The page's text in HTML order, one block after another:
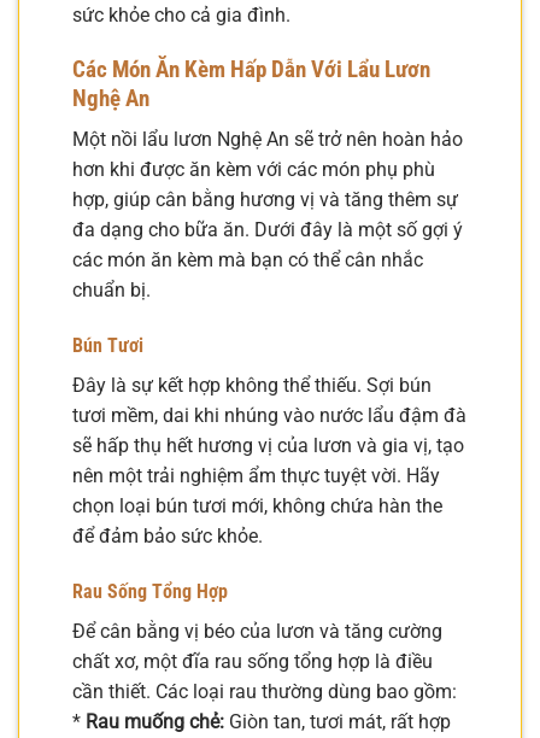
sức khỏe cho cả gia đình.
Các Món Ăn Kèm Hấp Dẫn Với Lẩu Lươn
Nghệ An
Một nồi lẩu lươn Nghệ An sẽ trở nên hoàn hảo
hơn khi được ăn kèm với các món phụ phù
hợp, giúp cân bằng hương vị và tăng thêm sự
đa dạng cho bữa ăn. Dưới đây là một số gợi ý
các món ăn kèm mà bạn có thể cân nhắc
chuẩn bị.
Bún Tươi
Đây là sự kết hợp không thể thiếu. Sợi bún
tươi mềm, dai khi nhúng vào nước lẩu đậm đà
sẽ hấp thụ hết hương vị của lươn và gia vị, tạo
nên một trải nghiệm ẩm thực tuyệt vời. Hãy
chọn loại bún tươi mới, không chứa hàn the
để đảm bảo sức khỏe.
Rau Sống Tổng Hợp
Để cân bằng vị béo của lươn và tăng cường
chất xơ, một đĩa rau sống tổng hợp là điều
cần thiết. Các loại rau thường dùng bao gồm:
* Rau muống chẻ: Giòn tan, tươi mát, rất hợp